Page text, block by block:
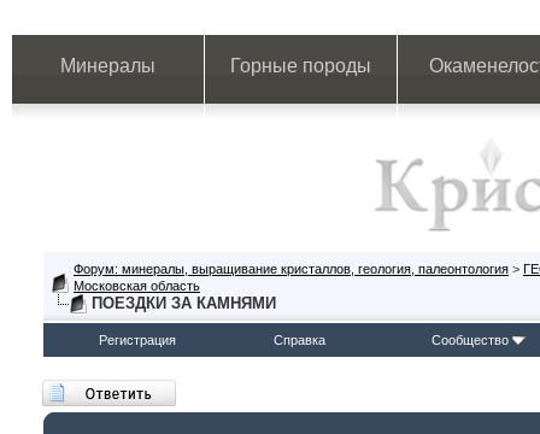
Минералы Горные породы
Форум: минералы, выращивание кристаллов, геология, палеонтология >
Московская область
ПОЕЗДКИ ЗА КАМНЯМИ
Регистрация Справка Сообщество